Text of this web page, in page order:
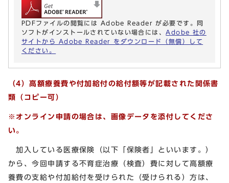
PDFファイルの閲覧には Adobe Reader が必要です。同
ソフトがインストールされていない場合には、Adobe 社の
サイトから Adobe Reader をダウンロード（無償）して
ください。
（4）高額療養費や付加給付の給付額等が記載された関係書
類（コピー可）
※ オンライン申請の場合は、画像データを添付してくださ
い。
加入している医療保険（以下「保険者」といいます。）
から、今回申請する不育症治療（検査）費に対して高額療
養費の支給や付加給付を受けられた（受けられる）方は、